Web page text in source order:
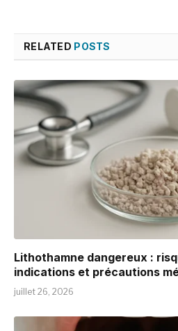
RELATED POSTS
Lithothamne dangereux :
indications et précautions
juillet 26, 2026